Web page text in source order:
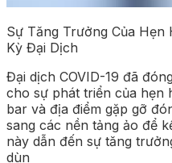
Sự Tăng Trưởng Của
Kỳ Đại Dịch
Đại dịch COVID-19 đã
cho sự phát triển của hẹn
bar và địa điểm gặp gỡ
sang các nền tảng ảo để
này dẫn đến sự tăng
dùn